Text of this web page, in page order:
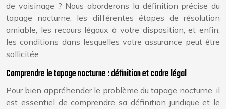
de voisinage ? Nous aborderons la définition précise du
tapage nocturne, les différentes étapes de résolution
amiable, les recours légaux à votre disposition, et enfin,
les conditions dans lesquelles votre assurance peut être
sollicitée.
Comprendre le tapage nocturne : définition et cadre légal
Pour bien appréhender le problème du tapage nocturne, il
est essentiel de comprendre sa définition juridique et le